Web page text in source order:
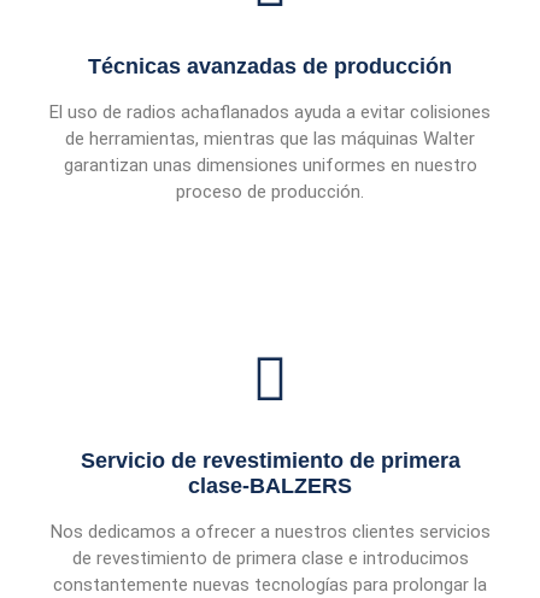
Técnicas avanzadas de producción
El uso de radios achaflanados ayuda a evitar colisiones
de herramientas, mientras que las máquinas Walter
garantizan unas dimensiones uniformes en nuestro
proceso de producción.
Servicio de revestimiento de primera
clase-BALZERS
Nos dedicamos a ofrecer a nuestros clientes servicios
de revestimiento de primera clase e introducimos
constantemente nuevas tecnologías para prolongar la